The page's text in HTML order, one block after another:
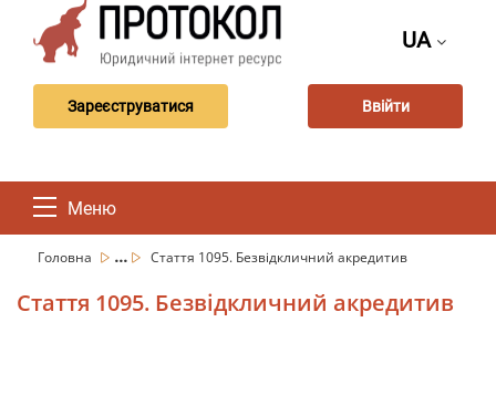
UA
Зареєструватися Ввійти
Меню
Головна ... Стаття 1095. Безвідкличний акредитив
Стаття 1095. Безвідкличний акредитив